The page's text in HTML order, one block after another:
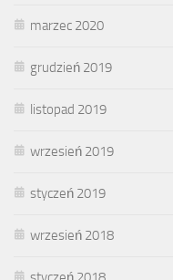
marzec 2020
grudzień 2019
listopad 2019
wrzesień 2019
styczeń 2019
wrzesień 2018